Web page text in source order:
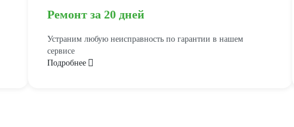
Ремонт за 20 дней
Устраним любую неисправность по гарантии в нашем
сервисе
Подробнее